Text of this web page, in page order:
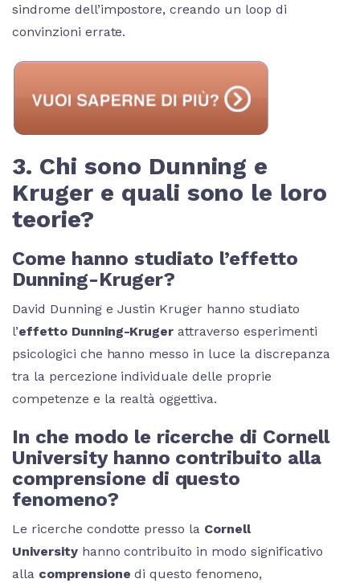
sindrome dell’impostore, creando un loop di
convinzioni errate.
3. Chi sono Dunning e
Kruger e quali sono le loro
teorie?
Come hanno studiato l’effetto
Dunning-Kruger?
David Dunning e Justin Kruger hanno studiato
l’effetto Dunning-Kruger attraverso esperimenti
psicologici che hanno messo in luce la discrepanza
tra la percezione individuale delle proprie
competenze e la realtà oggettiva.
In che modo le ricerche di Cornell
University hanno contribuito alla
comprensione di questo
fenomeno?
Le ricerche condotte presso la Cornell
Universityhanno contribuito in modo significativo
alla comprensione di questo fenomeno,